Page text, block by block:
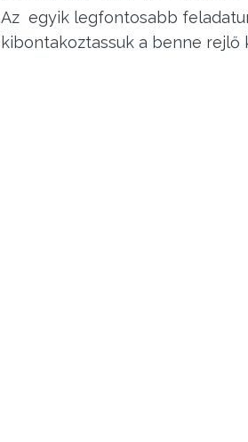
Az egyik legfontosabb
kibontakoztassuk a benne